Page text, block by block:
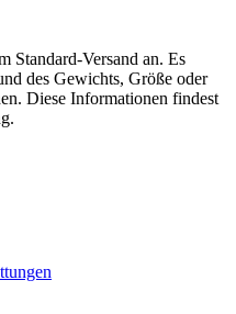
Standard-Versand an. Es
des Gewichts, Größe oder
Diese Informationen findest